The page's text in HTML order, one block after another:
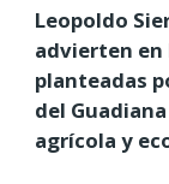
Leopoldo
advierten en
planteadas
del
agrícola y